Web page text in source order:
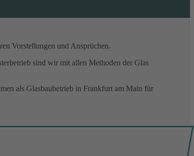
Vorstellungen und Ansprüchen.
sind wir mit allen Methoden der Glas
als Glasbaubetrieb in Frankfurt am Main für